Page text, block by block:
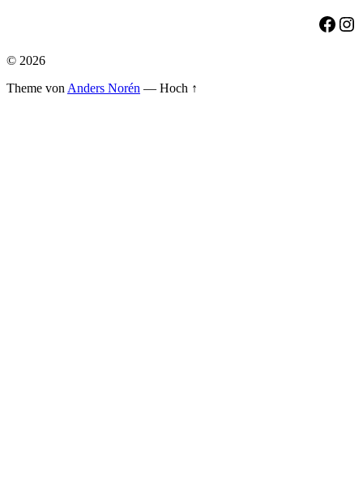
© 2026
Theme von Anders Norén — Hoch ↑